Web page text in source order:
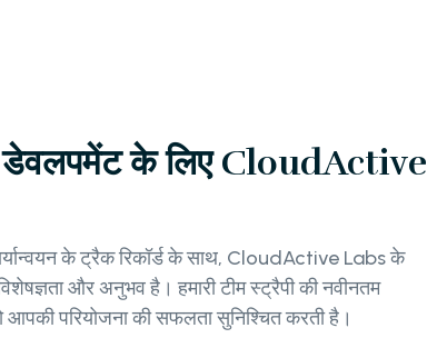
डेवलपमेंट के लिए CloudActive
के ट्रैक रिकॉर्ड के साथ, CloudActive Labs के
और अनुभव है। हमारी टीम स्ट्रैपी की नवीनतम
परियोजना की सफलता सुनिश्चित करती है।